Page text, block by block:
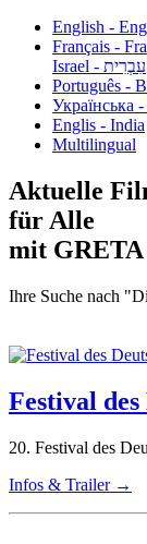
English -
Français -
עִבְרִית - Israel
Português -
Українська
Englis - India
Multilingual
Aktuelle
für Alle
mit GRETA
Ihre Suche nach
Festival
20. Festival des
Infos & Trailer →